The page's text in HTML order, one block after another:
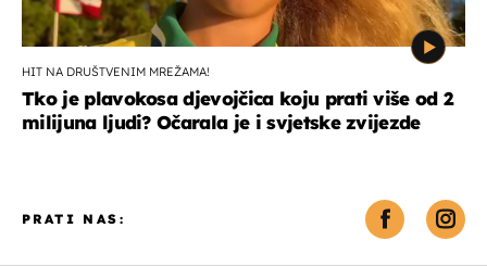
HIT NA DRUŠTVENIM MREŽAMA!
Tko je plavokosa djevojčica koju prati više od 2
milijuna ljudi? Očarala je i svjetske zvijezde
PRATI NAS: